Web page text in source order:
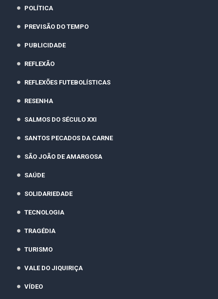
POLÍTICA
PREVISÃO DO TEMPO
PUBLICIDADE
REFLEXÃO
REFLEXÕES FUTEBOLÍSTICAS
RESENHA
SALMOS DO SÉCULO XXI
SANTOS PECADOS DA CARNE
SÃO JOÃO DE AMARGOSA
SAÚDE
SOLIDARIEDADE
TECNOLOGIA
TRAGÉDIA
TURISMO
VALE DO JIQUIRIÇA
VÍDEO